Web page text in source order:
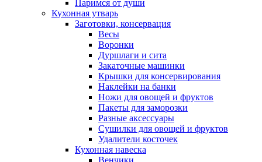
Паримся от души
Кухонная утварь
Заготовки, консервация
Весы
Воронки
Дуршлаги и сита
Закаточные машинки
Крышки для консервирования
Наклейки на банки
Ножи для овощей и фруктов
Пакеты для заморозки
Разные аксессуары
Сушилки для овощей и фруктов
Удалители косточек
Кухонная навеска
Венчики